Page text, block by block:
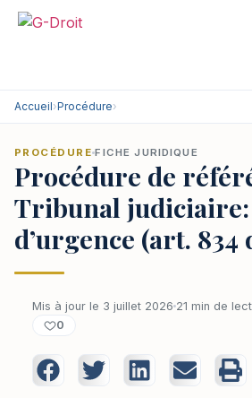
Accueil›Procédure›
PROCÉDURE FICHE JURIDIQUE
Procédure de
Tribunal
d’urgence (art. 834
Mis à jour le 3 juillet 2026 21 min de
0